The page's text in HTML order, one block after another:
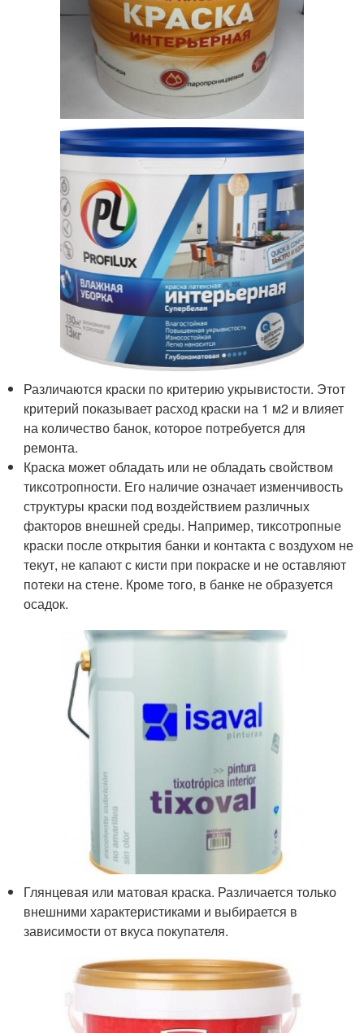
Различаются краски по критерию укрывистости. Этот
критерий показывает расход краски на 1 м2 и влияет
на количество банок, которое потребуется для
ремонта.
Краска может обладать или не обладать свойством
тиксотропности. Его наличие означает изменчивость
структуры краски под воздействием различных
факторов внешней среды. Например, тиксотропные
краски после открытия банки и контакта с воздухом не
текут, не капают с кисти при покраске и не оставляют
потеки на стене. Кроме того, в банке не образуется
осадок.
Глянцевая или матовая краска. Различается только
внешними характеристиками и выбирается в
зависимости от вкуса покупателя.